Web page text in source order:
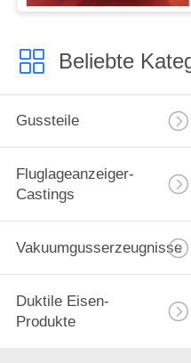
Beliebte
Gussteile
Fluglageanzeiger-
Castings
Vakuumgusserzeugnisse
Duktile Eisen-
Produkte